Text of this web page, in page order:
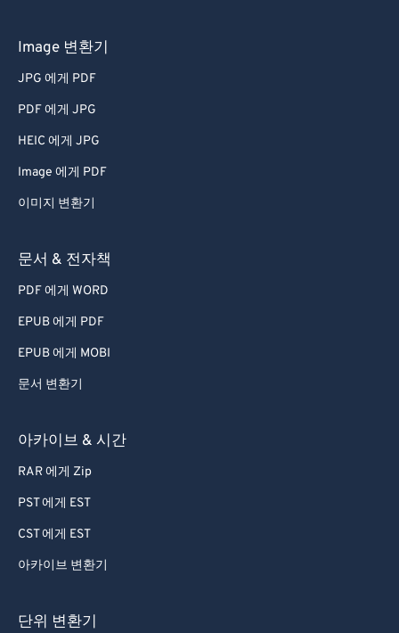
Image 변환기
JPG 에게 PDF
PDF 에게 JPG
HEIC 에게 JPG
Image 에게 PDF
이미지 변환기
문서 & 전자책
PDF 에게 WORD
EPUB 에게 PDF
EPUB 에게 MOBI
문서 변환기
아카이브 & 시간
RAR 에게 Zip
PST 에게 EST
CST 에게 EST
아카이브 변환기
단위 변환기